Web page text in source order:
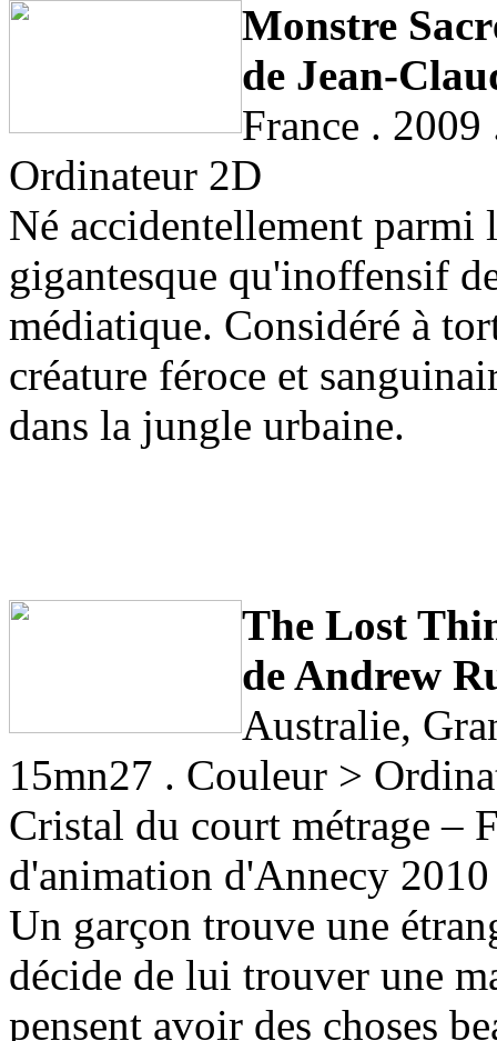
Monstre
de Jean-
France .
Ordinateur 2D
Né accidentellement parmi
gigantesque qu'inoffensif
médiatique. Considéré à
créature féroce et
dans la jungle urbaine.
The Lost
de Andrew
Australie,
15mn27 . Couleur >
Cristal du court métrage –
d'animation d'Annecy 2010
Un garçon trouve une
décide de lui trouver une
pensent avoir des choses